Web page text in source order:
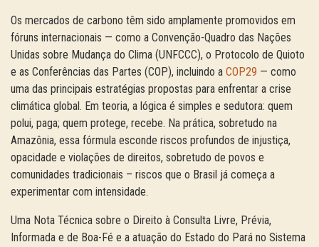
Os mercados de carbono têm sido amplamente promovidos em
fóruns internacionais — como a Convenção-Quadro das Nações
Unidas sobre Mudança do Clima (UNFCCC), o Protocolo de Quioto
e as Conferências das Partes (COP), incluindo a COP29 — como
uma das principais estratégias propostas para enfrentar a crise
climática global. Em teoria, a lógica é simples e sedutora: quem
polui, paga; quem protege, recebe. Na prática, sobretudo na
Amazônia, essa fórmula esconde riscos profundos de injustiça,
opacidade e violações de direitos, sobretudo de povos e
comunidades tradicionais – riscos que o Brasil já começa a
experimentar com intensidade.
Uma Nota Técnica sobre o Direito à Consulta Livre, Prévia,
Informada e de Boa-Fé e a atuação do Estado do Pará no Sistema